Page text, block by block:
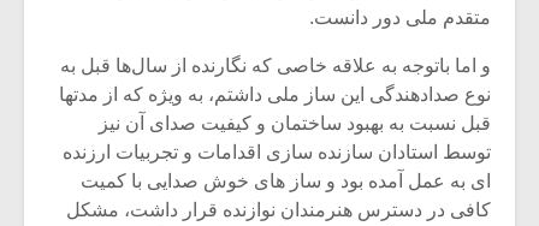
متقدم ملی دور دانست.
و اما باتوجه به علاقه خاصی که نگارنده از سال‌ها قبل به
نوع صدادهندگی این ساز ملی داشتم، به ویژه که از مدتها
قبل نسبت به بهبود ساختمان و کیفیت صدای آن نیز
توسط استادان سازنده سازی اقدامات و تجربیات ارزنده
ای به عمل آمده بود و ساز های خوش صدایی با کمیت
کافی در دسترس هنرمندان نوازنده قرار داشت، مشکل